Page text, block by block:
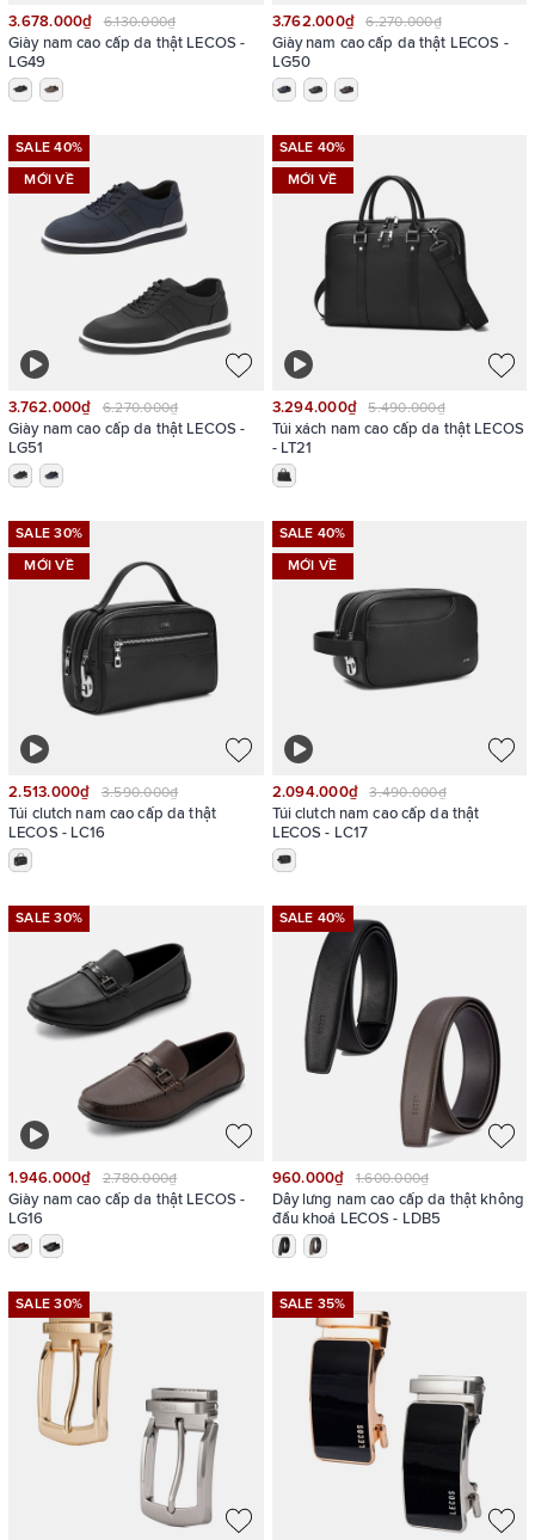
3.678.000₫ 6.130.000₫
Giày nam cao cấp da thật LECOS -
LG49
3.762.000₫ 6.270.000₫
Giày nam cao cấp da thật LECOS -
LG50
SALE 40%
MỚI VỀ
3.762.000₫ 6.270.000₫
Giày nam cao cấp da thật LECOS -
LG51
SALE 40%
MỚI VỀ
3.294.000₫ 5.490.000₫
Túi xách nam cao cấp da thật LECOS
- LT21
SALE 30%
MỚI VỀ
2.513.000₫ 3.590.000₫
Túi clutch nam cao cấp da thật
LECOS - LC16
SALE 40%
MỚI VỀ
2.094.000₫ 3.490.000₫
Túi clutch nam cao cấp da thật
LECOS - LC17
SALE 30%
1.946.000₫ 2.780.000₫
Giày nam cao cấp da thật LECOS -
LG16
SALE 40%
960.000₫ 1.600.000₫
Dây lưng nam cao cấp da thật không
đầu khoá LECOS - LDB5
SALE 30% SALE 35%